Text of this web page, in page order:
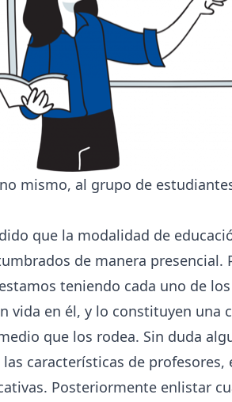
mismo, al grupo de
que la modalidad de
de manera presencial.
teniendo cada uno de
vida en él, y lo constituyen una
que los rodea. Sin duda
características de
Posteriormente enlistar